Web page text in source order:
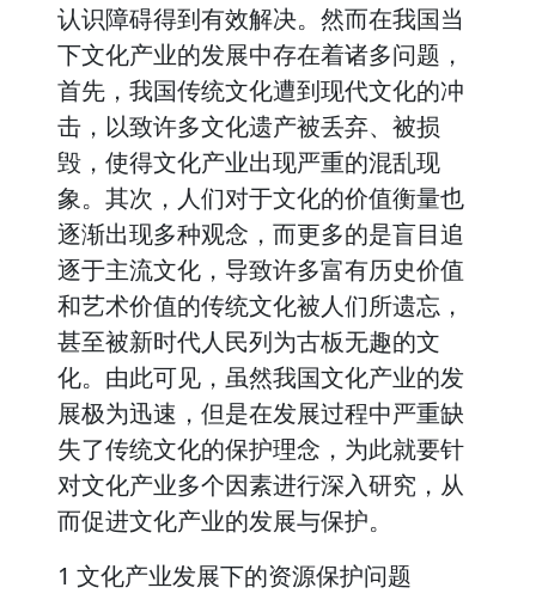
认识障碍得到有效解决。然而在我国当
下文化产业的发展中存在着诸多问题，
首先，我国传统文化遭到现代文化的冲
击，以致许多文化遗产被丢弃、被损
毁，使得文化产业出现严重的混乱现
象。其次，人们对于文化的价值衡量也
逐渐出现多种观念，而更多的是盲目追
逐于主流文化，导致许多富有历史价值
和艺术价值的传统文化被人们所遗忘，
甚至被新时代人民列为古板无趣的文
化。由此可见，虽然我国文化产业的发
展极为迅速，但是在发展过程中严重缺
失了传统文化的保护理念，为此就要针
对文化产业多个因素进行深入研究，从
而促进文化产业的发展与保护。
1 文化产业发展下的资源保护问题